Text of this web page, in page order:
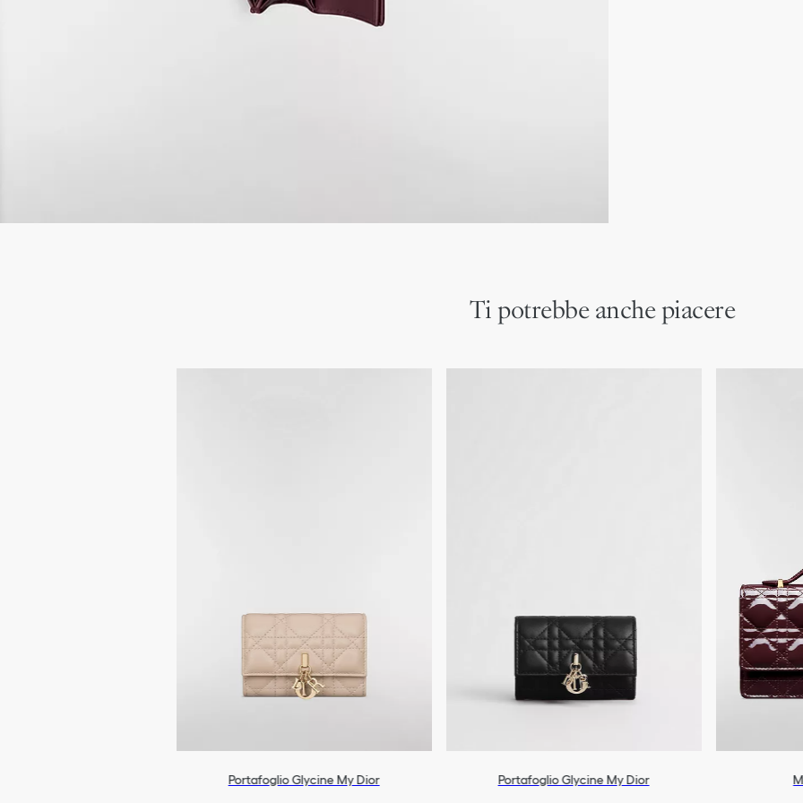
Ti potrebbe anche piacere
Portafoglio Glycine My Dior Portafoglio Glycine My Dior